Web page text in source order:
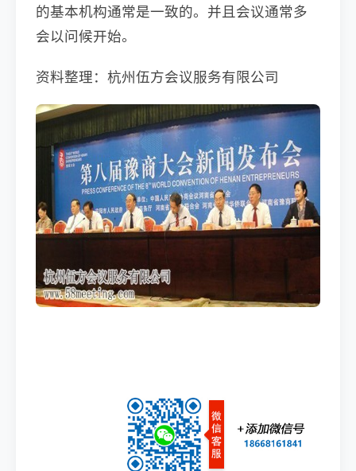
的基本机构通常是一致的。并且会议通常多
会以问候开始。
资料整理：杭州伍方会议服务有限公司